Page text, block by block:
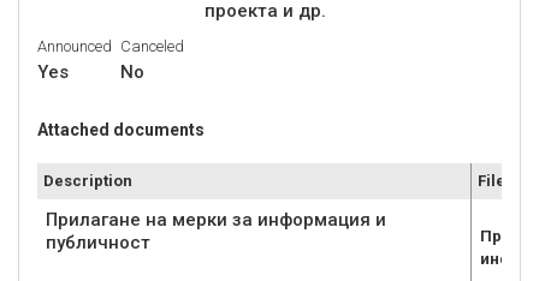
Announced
Yes
Canceled
No
Attached documents
Description File
Прилагане на мерки за информация и
публичност